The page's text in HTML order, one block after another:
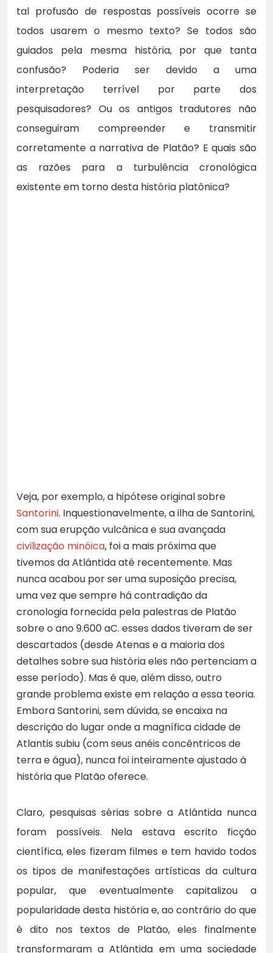
tal profusão de respostas possíveis ocorre se
todos usarem o mesmo texto? Se todos são
guiados pela mesma história, por que tanta
confusão? Poderia ser devido a uma
interpretação terrível por parte dos
pesquisadores? Ou os antigos tradutores não
conseguiram compreender e transmitir
corretamente a narrativa de Platão? E quais são
as razões para a turbulência cronológica
existente em torno desta história platônica?
Veja, por exemplo, a hipótese original sobre
Santorini. Inquestionavelmente, a ilha de Santorini,
com sua erupção vulcânica e sua avançada
civilização minóica, foi a mais próxima que
tivemos da Atlântida até recentemente. Mas
nunca acabou por ser uma suposição precisa,
uma vez que sempre há contradição da
cronologia fornecida pela palestras de Platão
sobre o ano 9.600 aC. esses dados tiveram de ser
descartados (desde Atenas e a maioria dos
detalhes sobre sua história eles não pertenciam a
esse período). Mas é que, além disso, outro
grande problema existe em relação a essa teoria.
Embora Santorini, sem dúvida, se encaixa na
descrição do lugar onde a magnífica cidade de
Atlantis subiu (com seus anéis concêntricos de
terra e água), nunca foi inteiramente ajustado à
história que Platão oferece.
Claro, pesquisas sérias sobre a Atlântida nunca
foram possíveis. Nela estava escrito ficção
científica, eles fizeram filmes e tem havido todos
os tipos de manifestações artísticas da cultura
popular, que eventualmente capitalizou a
popularidade desta história e, ao contrário do que
é dito nos textos de Platão, eles finalmente
transformaram a Atlântida em uma sociedade